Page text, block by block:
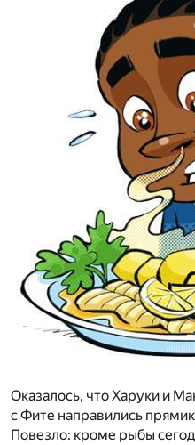
Оказалось, что Харуки и
с Фите направились
Повезло: кроме рыбы